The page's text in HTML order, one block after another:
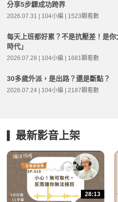
分享5步驟成功跨界
2026.07.31 | 104小編 | 1523觀看數
每天上班都好累？不是抗壓差！是
時代」
2026.07.28 | 104小編 | 1681觀看數
30多歲外派，是出路？還是斷點？
2026.07.24 | 104小編 | 2187觀看數
最新影音上架
28:13